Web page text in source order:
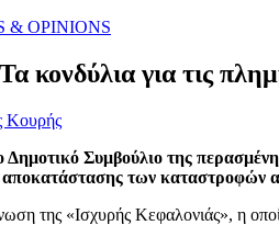
& OPINIONS
κονδύλια για τις
Κουρής
Συμβούλιο της
αποκατάστασης των
της «Ισχυρής Κεφαλονιάς», η